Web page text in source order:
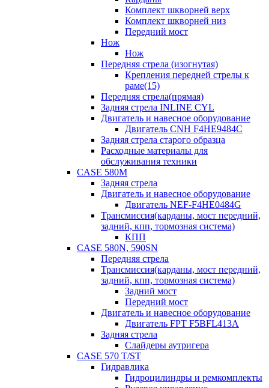
Комплект шкворней верх
Комплект шкворней низ
Передний мост
Нож
Нож
Передняя стрела (изогнутая)
Крепления передней стрелы к
раме(15)
Передняя стрела(прямая)
Задняя стрела INLINE CYL
Двигатель и навесное оборудование
Двигатель CNH F4HE9484C
Задняя стрела старого образца
Расходные материалы для
обслуживания техники
CASE 580M
Задняя стрела
Двигатель и навесное оборудование
Двигатель NEF-F4HE0484G
Трансмиссия(карданы, мост передний,
задний, кпп, тормозная система)
КПП
CASE 580N, 590SN
Передняя стрела
Трансмиссия(карданы, мост передний,
задний, кпп, тормозная система)
Задний мост
Передний мост
Двигатель и навесное оборудование
Двигатель FPT F5BFL413A
Задняя стрела
Слайдеры аутригера
CASE 570 T/ST
Гидравлика
Гидроцилиндры и ремкомплекты